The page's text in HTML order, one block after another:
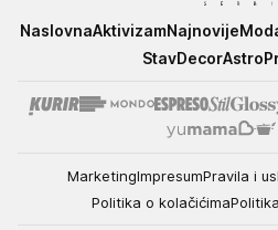
Elle
NaslovnaAktivizamNajnovije
StavDecorAstro
MarketingImpresumPravila i
Politika o kolačićima